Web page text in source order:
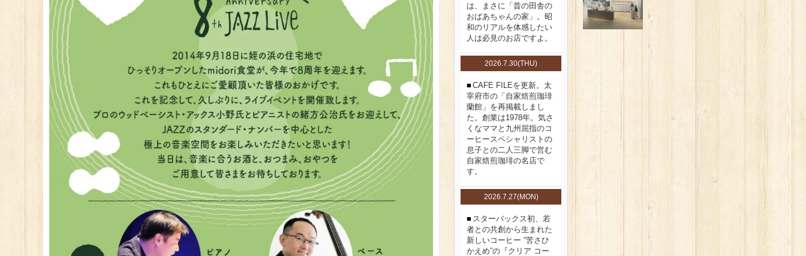
は、まさに「昔の田舎の
おばあちゃんの家」。昭
和のリアルを体感したい
人は必見のお店ですよ。
2026.7.30(THU)
CAFE FILEを更新。太
宰府市の「自家焙煎珈琲
蘭館」を再掲載しまし
た。創業は1978年。気さ
くなママと九州屈指のコ
ーヒースペシャリストの
息子との二人三脚で営む
自家焙煎珈琲の名店で
す。
2026.7.27(MON)
スターバックス初、若
者との共創から生まれた
新しいコーヒー “苦さひ
かえめ”の『クリア コー